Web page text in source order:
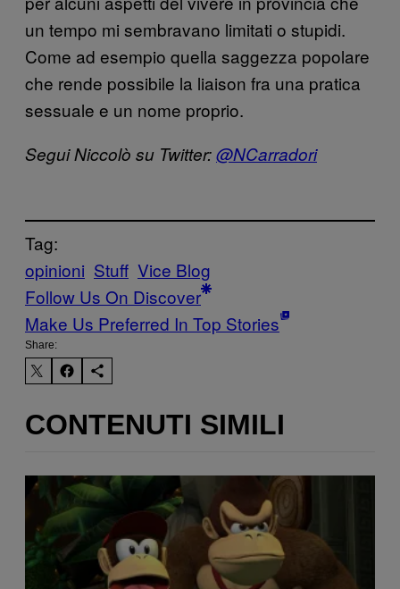
un tempo mi sembravano limitati o stupidi.
Come ad esempio quella saggezza popolare
che rende possibile la liaison fra una pratica
sessuale e un nome proprio.
Segui Niccolò su Twitter:@NCarradori
Tag:
opinioni Stuff Vice Blog
Follow Us On Discover
Make Us Preferred In Top Stories
Share:
CONTENUTI SIMILI